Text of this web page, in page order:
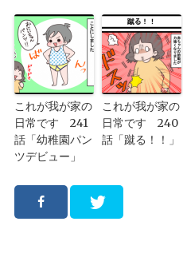
これが我が家の
日常です 241
話「幼稚園パン
ツデビュー」
これが我が家の
日常です 240
話「蹴る！！」